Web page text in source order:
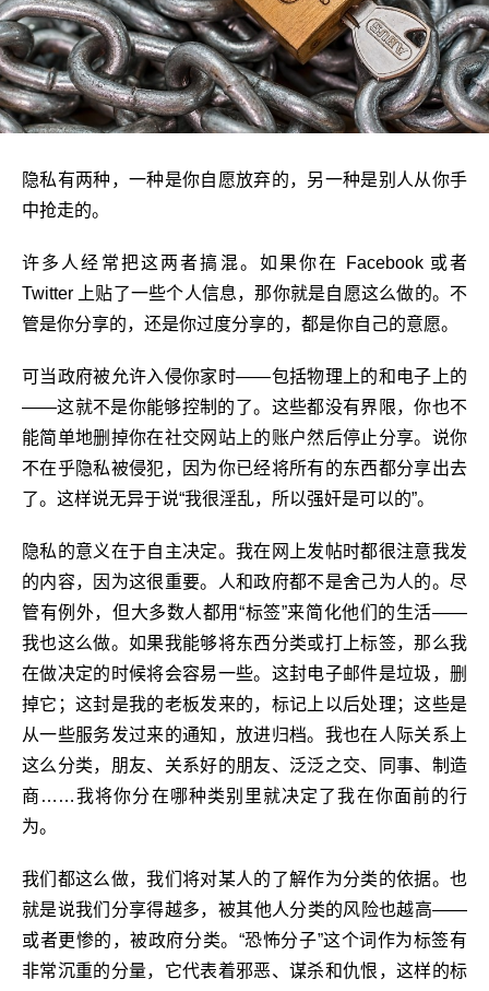
隐私有两种，一种是你自愿放弃的，另一种是别人从你手
中抢走的。
许多人经常把这两者搞混。如果你在 Facebook 或者
Twitter 上贴了一些个人信息，那你就是自愿这么做的。不
管是你分享的，还是你过度分享的，都是你自己的意愿。
可当政府被允许入侵你家时——包括物理上的和电子上的
——这就不是你能够控制的了。这些都没有界限，你也不
能简单地删掉你在社交网站上的账户然后停止分享。说你
不在乎隐私被侵犯，因为你已经将所有的东西都分享出去
了。这样说无异于说“我很淫乱，所以强奸是可以的”。
隐私的意义在于自主决定。我在网上发帖时都很注意我发
的内容，因为这很重要。人和政府都不是舍己为人的。尽
管有例外，但大多数人都用“标签”来简化他们的生活——
我也这么做。如果我能够将东西分类或打上标签，那么我
在做决定的时候将会容易一些。这封电子邮件是垃圾，删
掉它；这封是我的老板发来的，标记上以后处理；这些是
从一些服务发过来的通知，放进归档。我也在人际关系上
这么分类，朋友、关系好的朋友、泛泛之交、同事、制造
商……我将你分在哪种类别里就决定了我在你面前的行
为。
我们都这么做，我们将对某人的了解作为分类的依据。也
就是说我们分享得越多，被其他人分类的风险也越高——
或者更惨的，被政府分类。“恐怖分子”这个词作为标签有
非常沉重的分量，它代表着邪恶、谋杀和仇恨，这样的标